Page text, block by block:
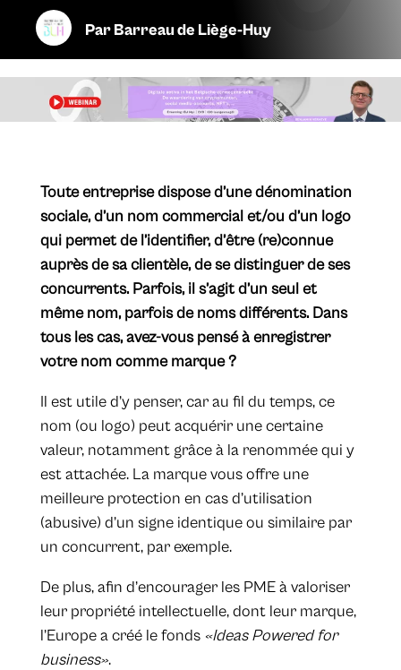
ParBarreau de Liège-Huy
Toute entreprise dispose d’une dénomination
sociale, d’un nom commercial et/ou d’un logo
qui permet de l’identifier, d’être (re)connue
auprès de sa clientèle, de se distinguer de ses
concurrents. Parfois, il s’agit d’un seul et
même nom, parfois de noms différents. Dans
tous les cas, avez-vous pensé à enregistrer
votre nom comme marque ?
Il est utile d’y penser, car au fil du temps, ce
nom (ou logo) peut acquérir une certaine
valeur, notamment grâce à la renommée qui y
est attachée. La marque vous offre une
meilleure protection en cas d’utilisation
(abusive) d’un signe identique ou similaire par
un concurrent, par exemple.
De plus, afin d’encourager les PME à valoriser
leur propriété intellectuelle, dont leur marque,
l’Europe a créé le fonds «Ideas Powered for
business».